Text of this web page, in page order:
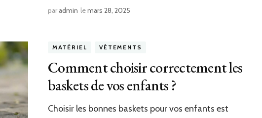
paradmin lemars 28, 2025
MATÉRIEL VÊTEMENTS
Comment choisir correctement les
baskets de vos enfants ?
Choisir les bonnes baskets pour vos enfants est